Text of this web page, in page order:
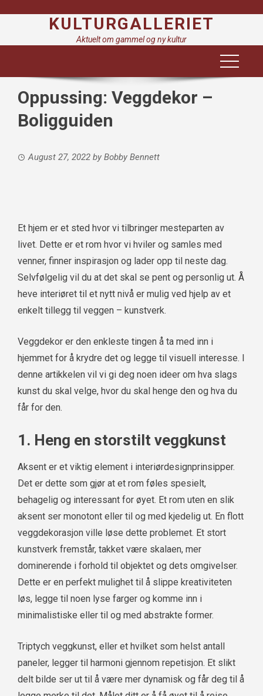
KULTURGALLERIET
Aktuelt om gammel og ny kultur
Oppussing: Veggdekor –
Boligguiden
August 27, 2022 by Bobby Bennett
Et hjem er et sted hvor vi tilbringer mesteparten av
livet. Dette er et rom hvor vi hviler og samles med
venner, finner inspirasjon og lader opp til neste dag.
Selvfølgelig vil du at det skal se pent og personlig ut. Å
heve interiøret til et nytt nivå er mulig ved hjelp av et
enkelt tillegg til veggen – kunstverk.
Veggdekor er den enkleste tingen å ta med inn i
hjemmet for å krydre det og legge til visuell interesse. I
denne artikkelen vil vi gi deg noen ideer om hva slags
kunst du skal velge, hvor du skal henge den og hva du
får for den.
1. Heng en storstilt veggkunst
Aksent er et viktig element i interiørdesignprinsipper.
Det er dette som gjør at et rom føles spesielt,
behagelig og interessant for øyet. Et rom uten en slik
aksent ser monotont eller til og med kjedelig ut. En flott
veggdekorasjon ville løse dette problemet. Et stort
kunstverk fremstår, takket være skalaen, mer
dominerende i forhold til objektet og dets omgivelser.
Dette er en perfekt mulighet til å slippe kreativiteten
løs, legge til noen lyse farger og komme inn i
minimalistiske eller til og med abstrakte former.
Triptych veggkunst, eller et hvilket som helst antall
paneler, legger til harmoni gjennom repetisjon. Et slikt
delt bilde ser ut til å være mer dynamisk og får deg til å